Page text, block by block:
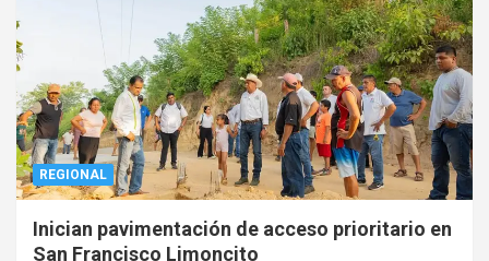
REGIONAL
Inician pavimentación de acceso prioritario en
San Francisco Limoncito